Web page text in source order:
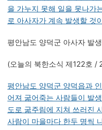
을 가누지 못해 일을 못나가
로 아사자가 계속 발생할 것
평안남도 양덕군 아사자 발생
(오늘의 북한소식 제122호 /
평안남도 양덕군 양덕읍과
어져 굶어죽는 사람들이 발
도로 굶주림에 지쳐 쓰러진
사람이 마을마다 한두 명씩